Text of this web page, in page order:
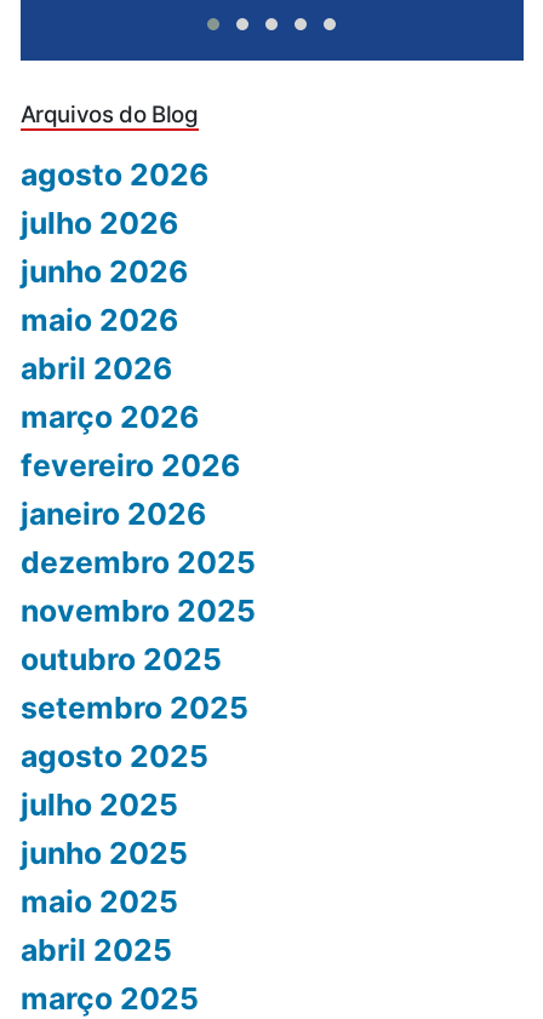
Arquivos do Blog
agosto 2026
julho 2026
junho 2026
maio 2026
abril 2026
março 2026
fevereiro 2026
janeiro 2026
dezembro 2025
novembro 2025
outubro 2025
setembro 2025
agosto 2025
julho 2025
junho 2025
maio 2025
abril 2025
março 2025